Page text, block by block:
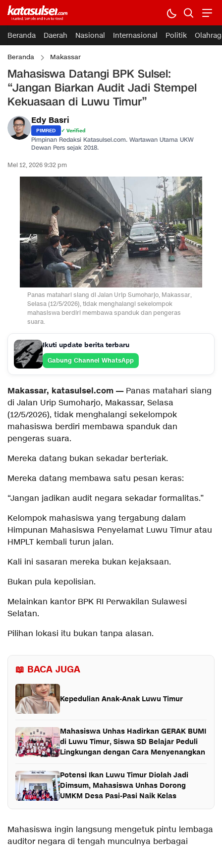
Beranda Daerah Nasional Internasional Politik
Beranda Makassar
Mahasiswa Datangi BPK Sulsel:
“Jangan Biarkan Audit Jadi Stempel
Kekuasaan di Luwu Timur”
Edy Basri
PIMRED ✓ Verified
Pimpinan Redaksi Katasulsel.com. Wartawan Utama UKW
Dewan Pers sejak 2018.
Mei 12, 2026 9:32 pm
Panas matahari siang di Jalan Urip Sumoharjo, Makassar,
Selasa (12/5/2026), tidak menghalangi sekelompok
mahasiswa berdiri membawa spanduk dan pengeras
suara.
Ikuti update berita terbaru
Gabung Channel WhatsApp
Makassar, katasulsel.com — Panas matahari siang
di Jalan Urip Sumoharjo, Makassar, Selasa
(12/5/2026), tidak menghalangi sekelompok
mahasiswa berdiri membawa spanduk dan
pengeras suara.
Mereka datang bukan sekadar berteriak.
Mereka datang membawa satu pesan keras:
“Jangan jadikan audit negara sekadar formalitas.”
Kelompok mahasiswa yang tergabung dalam
Himpunan Mahasiswa Penyelamat Luwu Timur atau
HMPLT kembali turun jalan.
Kali ini sasaran mereka bukan kejaksaan.
Bukan pula kepolisian.
Melainkan kantor BPK RI Perwakilan Sulawesi
Selatan.
Pilihan lokasi itu bukan tanpa alasan.
📖 BACA JUGA
Kepedulian Anak-Anak Luwu Timur
Mahasiswa Unhas Hadirkan GERAK BUMI
di Luwu Timur, Siswa SD Belajar Peduli
Lingkungan dengan Cara Menyenangkan
Potensi Ikan Luwu Timur Diolah Jadi
Dimsum, Mahasiswa Unhas Dorong
UMKM Desa Pasi-Pasi Naik Kelas
Mahasiswa ingin langsung mengetuk pintu lembaga
auditor negara di tengah munculnya berbagai